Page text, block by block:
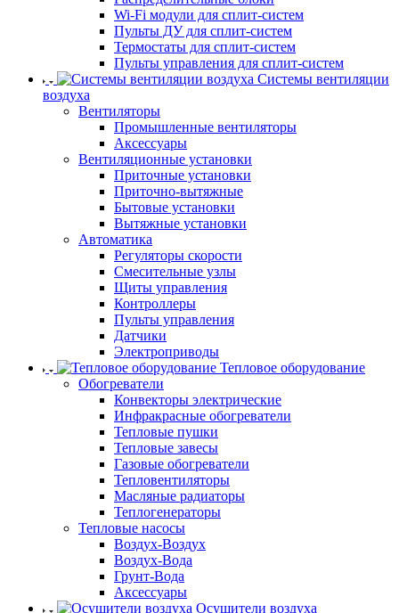
Wi-Fi модули для сплит-систем
Пульты ДУ для сплит-систем
Термостаты для сплит-систем
Пульты управления для сплит-систем
Системы вентиляции
воздуха
Вентиляторы
Промышленные вентиляторы
Аксессуары
Вентиляционные установки
Приточные установки
Приточно-вытяжные
Бытовые установки
Вытяжные установки
Автоматика
Регуляторы скорости
Смесительные узлы
Щиты управления
Контроллеры
Пульты управления
Датчики
Электроприводы
Тепловое оборудование
Обогреватели
Конвекторы электрические
Инфракрасные обогреватели
Тепловые пушки
Тепловые завесы
Газовые обогреватели
Тепловентиляторы
Масляные радиаторы
Теплогенераторы
Тепловые насосы
Воздух-Воздух
Воздух-Вода
Грунт-Вода
Аксессуары
Осушители воздуха